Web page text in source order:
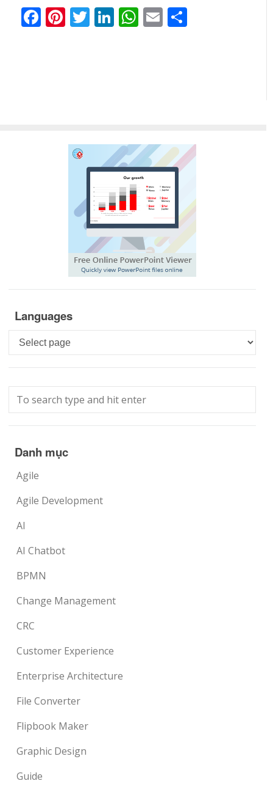
Facebook
Pinterest
Twitter
LinkedIn
WhatsApp
Email
Languages
Languages
Danh mục
Agile
Agile Development
AI
AI Chatbot
BPMN
Change Management
CRC
Customer Experience
Enterprise Architecture
File Converter
Flipbook Maker
Graphic Design
Guide